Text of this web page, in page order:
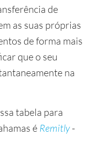
de
as suas próprias
de forma mais
que o seu
na
tabela para
é Remitly-